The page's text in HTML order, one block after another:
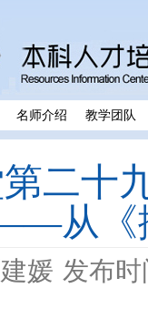
名师介绍 教学团队
二十
从《
媛 发布